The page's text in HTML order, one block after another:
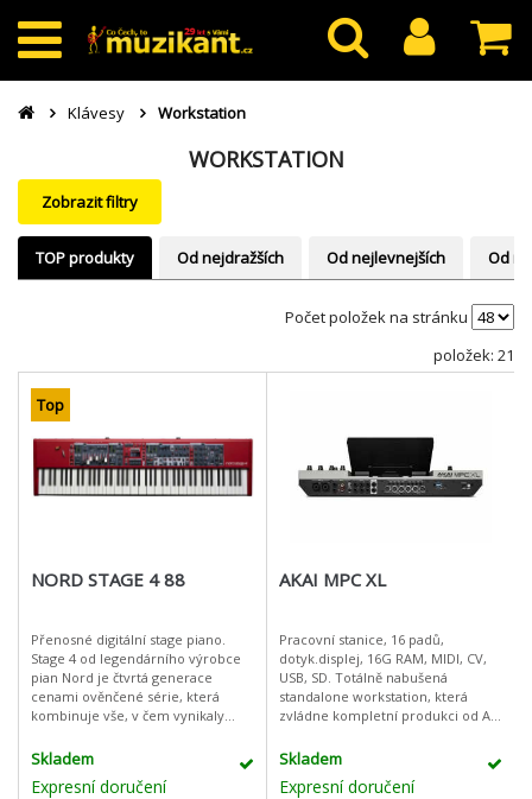
Klávesy Workstation
WORKSTATION
Zobrazit filtry
TOP produkty Od nejdražších Od nejlevnejších Od
Počet položek na stránku
položek: 21
Top
NORD STAGE 4 88
Přenosné digitální stage piano.
Stage 4 od legendárního výrobce
pian Nord je čtvrtá generace
cenami ověnčené série, která
kombinuje vše, v čem vynikaly
možnosti pro co nejlepší možný
Skladem
Expresní doručení
AKAI MPC XL
Pracovní stanice, 16 padů,
dotyk.displej, 16G RAM, MIDI, CV,
USB, SD. Totálně nabušená
standalone workstation, která
zvládne kompletní produkci od A
a řízení hardwaru i plug-inů bez
Skladem
Expresní doručení